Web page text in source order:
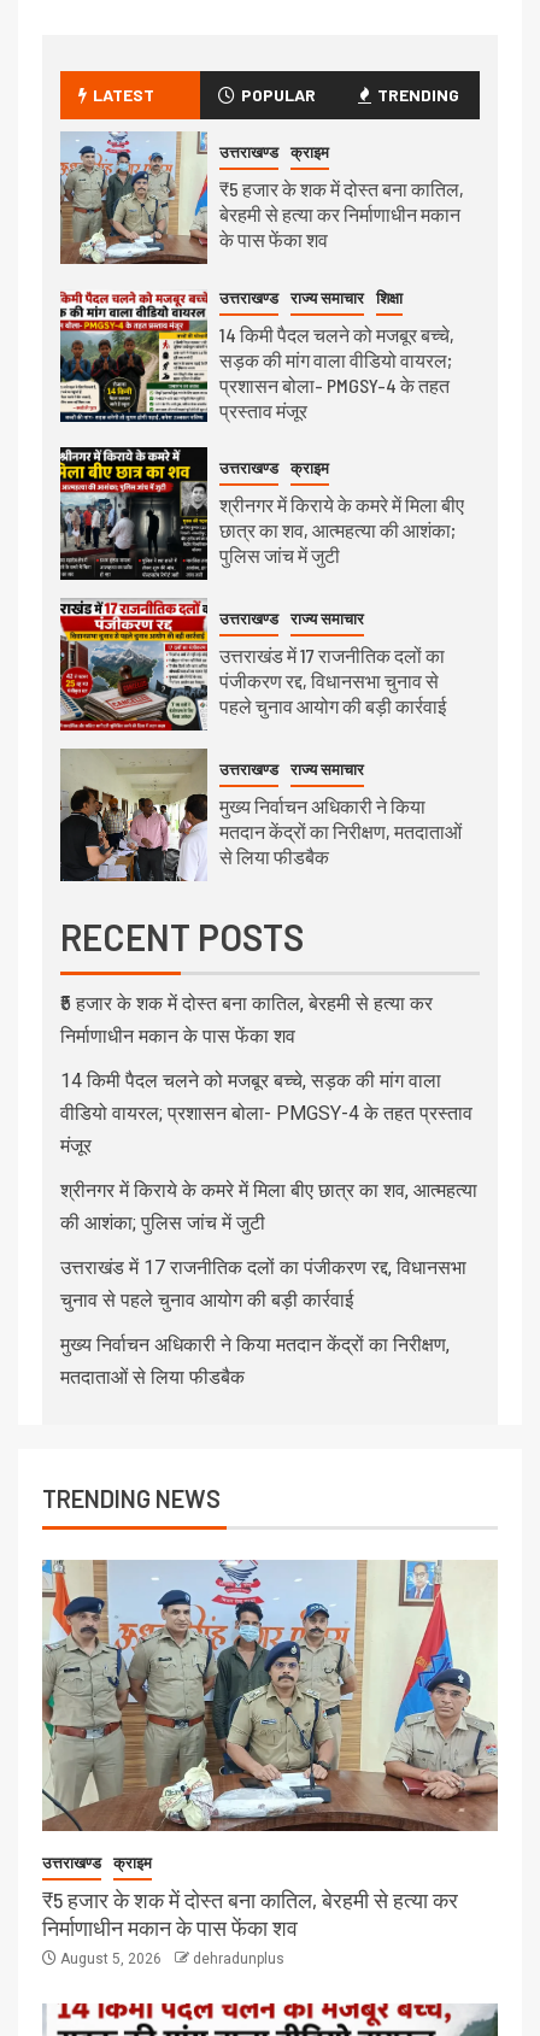
LATEST POPULAR TRENDING
उत्तराखण्ड क्राइम
₹5 हजार के शक में दोस्त बना कातिल,
बेरहमी से हत्या कर निर्माणाधीन मकान
के पास फेंका शव
उत्तराखण्ड राज्य समाचार शिक्षा
14 किमी पैदल चलने को मजबूर बच्चे,
सड़क की मांग वाला वीडियो वायरल;
प्रशासन बोला- PMGSY-4 के तहत
प्रस्ताव मंजूर
उत्तराखण्ड क्राइम
श्रीनगर में किराये के कमरे में मिला बीए
छात्र का शव, आत्महत्या की आशंका;
पुलिस जांच में जुटी
उत्तराखण्ड राज्य समाचार
उत्तराखंड में 17 राजनीतिक दलों का
पंजीकरण रद्द, विधानसभा चुनाव से
पहले चुनाव आयोग की बड़ी कार्रवाई
उत्तराखण्ड राज्य समाचार
मुख्य निर्वाचन अधिकारी ने किया
मतदान केंद्रों का निरीक्षण, मतदाताओं
से लिया फीडबैक
RECENT POSTS
₹5 हजार के शक में दोस्त बना कातिल, बेरहमी से हत्या कर
निर्माणाधीन मकान के पास फेंका शव
14 किमी पैदल चलने को मजबूर बच्चे, सड़क की मांग वाला
वीडियो वायरल; प्रशासन बोला- PMGSY-4 के तहत प्रस्ताव
मंजूर
श्रीनगर में किराये के कमरे में मिला बीए छात्र का शव, आत्महत्या
की आशंका; पुलिस जांच में जुटी
उत्तराखंड में 17 राजनीतिक दलों का पंजीकरण रद्द, विधानसभा
चुनाव से पहले चुनाव आयोग की बड़ी कार्रवाई
मुख्य निर्वाचन अधिकारी ने किया मतदान केंद्रों का निरीक्षण,
मतदाताओं से लिया फीडबैक
TRENDING NEWS
उत्तराखण्ड क्राइम
₹5 हजार के शक में दोस्त बना कातिल, बेरहमी से हत्या कर
निर्माणाधीन मकान के पास फेंका शव
August 5, 2026 dehradunplus